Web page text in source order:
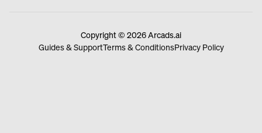
Copyright © 2026 Arcads.ai
Guides & SupportTerms & ConditionsPrivacy Policy